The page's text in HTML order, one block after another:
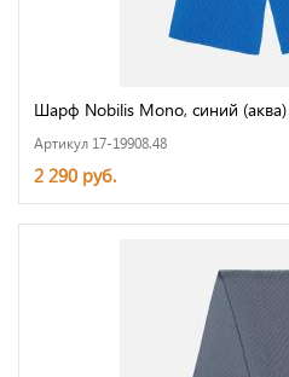
Шарф Nobilis Mono, синий (аква)
Артикул 17-19908.48
2 290 руб.